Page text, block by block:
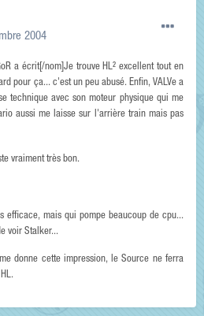
2004
a écrit[/nom]Je trouve HL² excellent tout en
pour ça... c'est un peu abusé. Enfin, VALVe a
technique avec son moteur physique qui me
aussi me laisse sur l'arrière train mais pas
vraiment très bon.
efficace, mais qui pompe beaucoup de cpu...
voir Stalker...
donne cette impression, le Source ne ferra